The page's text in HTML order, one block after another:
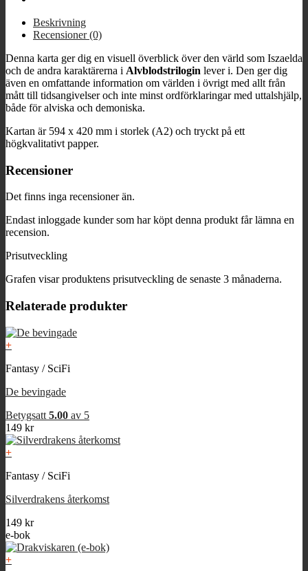
Beskrivning
Recensioner (0)
Denna karta ger dig en visuell överblick över den värld som Iszaelda
och de andra karaktärerna i Alvblodstrilogin lever i. Den ger dig
även en omfattande information om världen i övrigt med allt från
mått till tidsangivelser och inte minst ordförklaringar med uttalshjälp,
både för alviska och demoniska.
Kartan är 594 x 420 mm i storlek (A2) och tryckt på ett
högkvalitativt papper.
Recensioner
Det finns inga recensioner än.
Endast inloggade kunder som har köpt denna produkt får lämna en
recension.
Prisutveckling
Grafen visar produktens prisutveckling de senaste 3 månaderna.
Relaterade produkter
+
Fantasy / SciFi
De bevingade
Betygsatt 5.00 av 5
149 kr
+
Fantasy / SciFi
Silverdrakens återkomst
149 kr
e-bok
+